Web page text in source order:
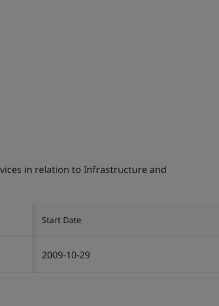
in relation to Infrastructure and
Start Date
2009-10-29